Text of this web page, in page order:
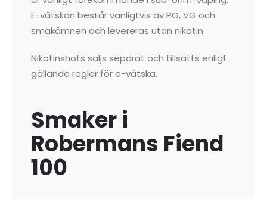
E-vätskan består vanligtvis av PG, VG och
smakämnen och levereras utan nikotin.
Nikotinshots säljs separat och tillsätts enligt
gällande regler för e-vätska.
Smaker i
Robermans Fiend
100